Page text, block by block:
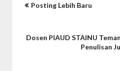
Posting Lebih Baru
Dosen PIAUD STAINU
Penulisan